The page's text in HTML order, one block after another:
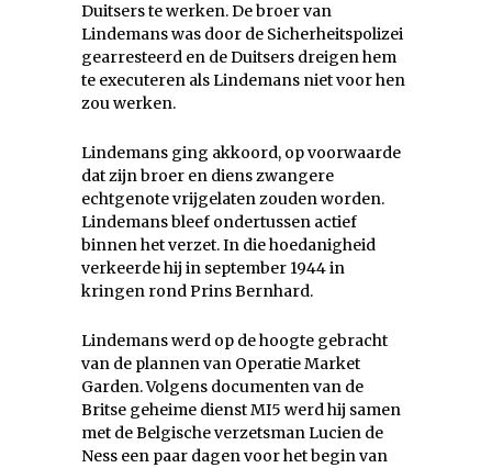
Duitsers te werken. De broer van
Lindemans was door de Sicherheitspolizei
gearresteerd en de Duitsers dreigen hem
te executeren als Lindemans niet voor hen
zou werken.
Lindemans ging akkoord, op voorwaarde
dat zijn broer en diens zwangere
echtgenote vrijgelaten zouden worden.
Lindemans bleef ondertussen actief
binnen het verzet. In die hoedanigheid
verkeerde hij in september 1944 in
kringen rond Prins Bernhard.
Lindemans werd op de hoogte gebracht
van de plannen van Operatie Market
Garden. Volgens documenten van de
Britse geheime dienst MI5 werd hij samen
met de Belgische verzetsman Lucien de
Ness een paar dagen voor het begin van